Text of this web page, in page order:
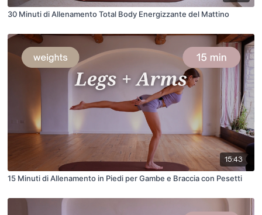
30 Minuti di Allenamento Total Body Energizzante del Mattino
15:43
15 Minuti di Allenamento in Piedi per Gambe e Braccia con Pesetti